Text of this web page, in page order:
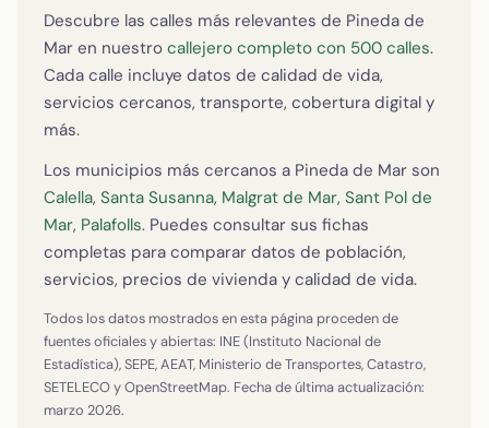
Descubre las calles más relevantes de Pineda de
Mar en nuestro callejero completo con 500 calles.
Cada calle incluye datos de calidad de vida,
servicios cercanos, transporte, cobertura digital y
más.
Los municipios más cercanos a Pineda de Mar son
Calella, Santa Susanna, Malgrat de Mar, Sant Pol de
Mar, Palafolls. Puedes consultar sus fichas
completas para comparar datos de población,
servicios, precios de vivienda y calidad de vida.
Todos los datos mostrados en esta página proceden de
fuentes oficiales y abiertas: INE (Instituto Nacional de
Estadística), SEPE, AEAT, Ministerio de Transportes, Catastro,
SETELECO y OpenStreetMap. Fecha de última actualización:
marzo 2026.